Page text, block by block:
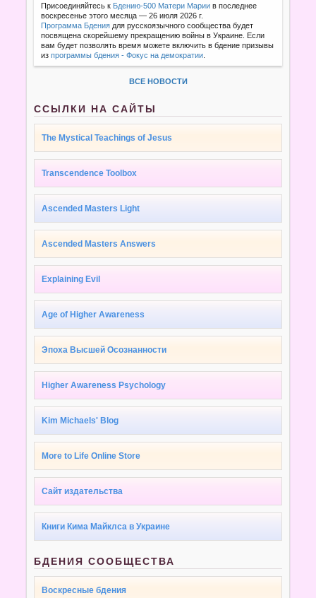
Присоединяйтесь к Бдению-500 Матери Марии в последнее
воскресенье этого месяца — 26 июля 2026 г.
Программа Бдения для русскоязычного сообщества будет
посвящена скорейшему прекращению войны в Украине. Если
вам будет позволять время можете включить в бдение призывы
изпрограммы бдения - Фокус на демократии
ВСЕ НОВОСТИ
ССЫЛКИ НА САЙТЫ
The Mystical Teachings of Jesus
Transcendence Toolbox
Ascended Masters Light
Ascended Masters Answers
Explaining Evil
Age of Higher Awareness
Эпоха Высшей Осознанности
Higher Awareness Psychology
Kim Michaels' Blog
More to Life Online Store
Сайт издательства
Книги Кима Майклса в Украине
БДЕНИЯ СООБЩЕСТВА
Воскресные бдения